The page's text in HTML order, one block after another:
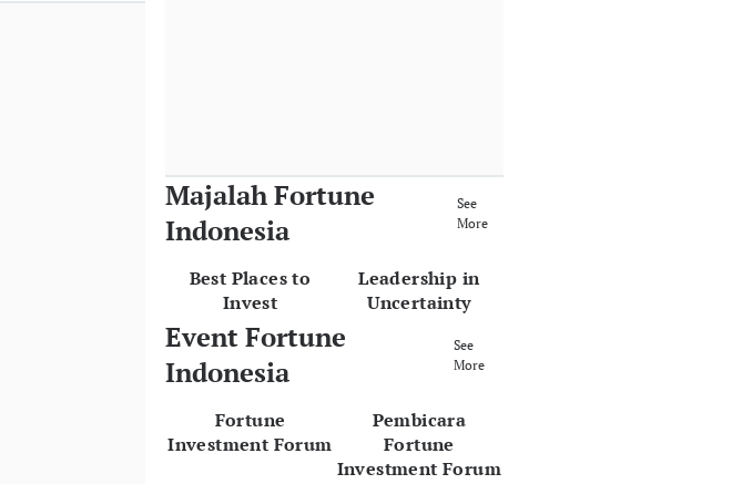
Majalah Fortune
Indonesia
See
More
Best Places to
Invest
Leadership in
Uncertainty
Event Fortune
Indonesia
See
More
Fortune
Investment Forum
Pembicara
Fortune
Investment Forum